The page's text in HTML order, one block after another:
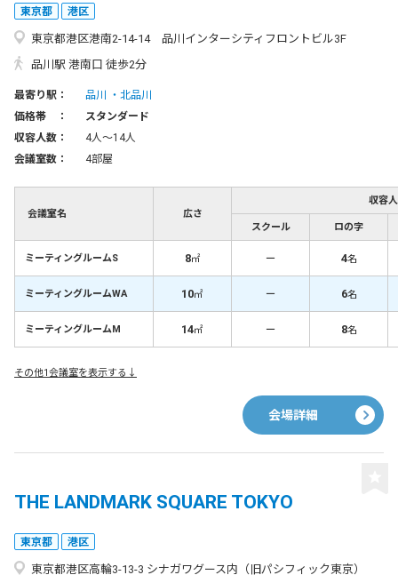
東京都 港区
東京都港区港南2-14-14 品川インターシティフロントビル3F
品川駅 港南口 徒歩2分
最寄り駅： 品川
北品川
価格帯 ：
スタンダード
収容人数：
4人〜14人
会議室数：
4部屋
会議室名 広さ
収容
スクール ロの字
ミーティングルームS 8㎡ － 4名
ミーティングルームWA 10㎡ － 6名
ミーティングルームM 14㎡ － 8名
その他1会議室を表示する↓
会場詳細
THE LANDMARK SQUARE TOKYO
東京都 港区
東京都港区高輪3-13-3 シナガワグース内（旧パシフィック東京）